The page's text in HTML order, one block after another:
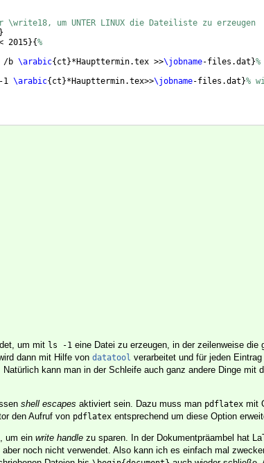
\write18, um UNTER LINUX die Dateiliste zu erzeugen
}
2015}{%
/b \arabic{ ct }*Haupttermin.tex >>\jobname-files.dat }
1 \arabic{ ct }*Haupttermin.tex>>\jobname-files.dat }%
um mit ls -1 eine Datei zu erzeugen, in der zeilenweise die
dann mit Hilfe von datatool verarbeitet und für jeden Eintrag
Natürlich kann man in der Schleife auch ganz andere Dinge mit
shell escapes aktiviert sein. Dazu muss man pdflatex mit
den Aufruf von pdflatex entsprechend um diese Option
um ein write handle zu sparen. In der Dokumentpräambel hat
aber noch nicht verwendet. Also kann ich es einfach mal